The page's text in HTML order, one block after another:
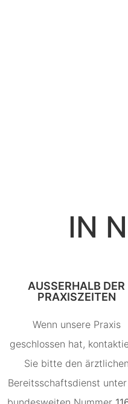
IN
AUSSERHALB DER P
RAXISZEITEN
Wenn unsere Praxis
geschlossen hat,
Sie bitte den ärztlichen
Bereitsschaftsdienst